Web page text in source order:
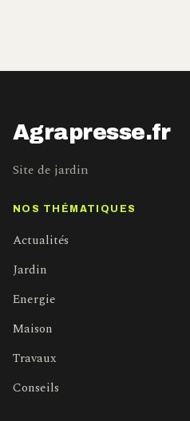
Agrapresse.fr
Site de jardin
NOS THÉMATIQUES
Actualités
Jardin
Energie
Maison
Travaux
Conseils